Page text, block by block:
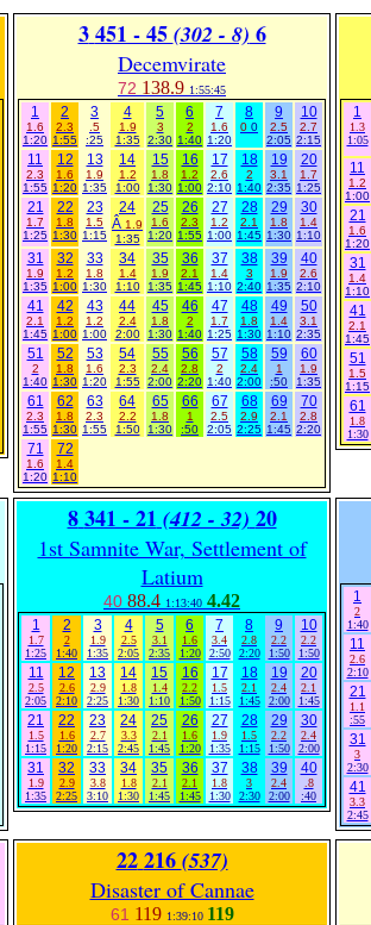
3 451 - 45 (302 - 8) 6
Decemvirate
72 138.9 1:55:45
1
1.6
1:20
2
2.3
1:55
3
.5
:25
4
1.9
1:35
5
3
2:30
6
2
1:40
7
1.6
1:20
8
0 0
9
2.5
2:05
10
2.7
2:15
11
2.3
1:55
12
1.6
1:20
13
1.9
1:35
14
1.2
1:00
15
1.8
1:30
16
1.2
1:00
17
2.6
2:10
18
2
1:40
19
3.1
2:35
20
1.7
1:25
21
1.7
1:25
22
1.8
1:30
23
1.5
1:15
24
Â 1.9
1:35
25
1.6
1:20
26
2.3
1:55
27
1.2
1:00
28
2.1
1:45
29
1.8
1:30
30
1.4
1:10
31
1.9
1:35
32
1.2
1:00
33
1.8
1:30
34
1.4
1:10
35
1.9
1:35
36
2.1
1:45
37
1.4
1:10
38
3
2:40
39
1.9
1:35
40
2.6
2:10
41
2.1
1:45
42
1.2
1:00
43
1.2
1:00
44
2.4
2:00
45
1.8
1:30
46
2
1:40
47
1.7
1:25
48
1.8
1:30
49
1.4
1:10
50
3.1
2:35
51
2
1:40
52
1.8
1:30
53
1.6
1:20
54
2.3
1:55
55
2.4
2:00
56
2.8
2:20
57
2
1:40
58
2.4
2:00
59
1
:50
60
1.9
1:35
61
2.3
1:55
62
1.8
1:30
63
2.3
1:55
64
2.2
1:50
65
1.8
1:30
66
1
:50
67
2.5
2:05
68
2.9
2:25
69
2.1
1:45
70
2.8
2:20
71
1.6
1:20
72
1.4
1:10
1
1.3
1:05
11
1.2
1:00
21
1.6
1:20
31
1.4
1:10
41
2.1
1:45
51
1.5
1:15
61
1.8
1:30
8 341 - 21 (412 - 32) 20
1st Samnite War, Settlement of
Latium
40 88.4 1:13:40 4.42
1
1.7
1:25
2
2
1:40
3
1.9
1:35
4
2.5
2:05
5
3.1
2:35
6
1.6
1:20
7
3.4
2:50
8
2.8
2:20
9
2.2
1:50
10
2.2
1:50
11
2.5
2:05
12
2.6
2:10
13
2.9
2:25
14
1.8
1:30
15
1.4
1:10
16
2.2
1:50
17
1.5
1:15
18
2.1
1:45
19
2.4
2:00
20
2.1
1:45
21
1.5
1:15
22
1.6
1:20
23
2.7
2:15
24
3.3
2:45
25
2.1
1:45
26
1.6
1:20
27
1.9
1:35
28
1.5
1:15
29
2.2
1:50
30
2.4
2:00
31
1.9
1:35
32
2.9
2:25
33
3.8
3:10
34
1.8
1:30
35
2.1
1:45
36
2.1
1:45
37
1.8
1:30
38
3
2:30
39
2.4
2:00
40
.8
:40
1
2
1:40
11
2.6
2:10
21
1.1
:55
31
3
2:30
41
3.3
2:45
22 216 (537)
Disaster of Cannae
61 119 1:39:10 119